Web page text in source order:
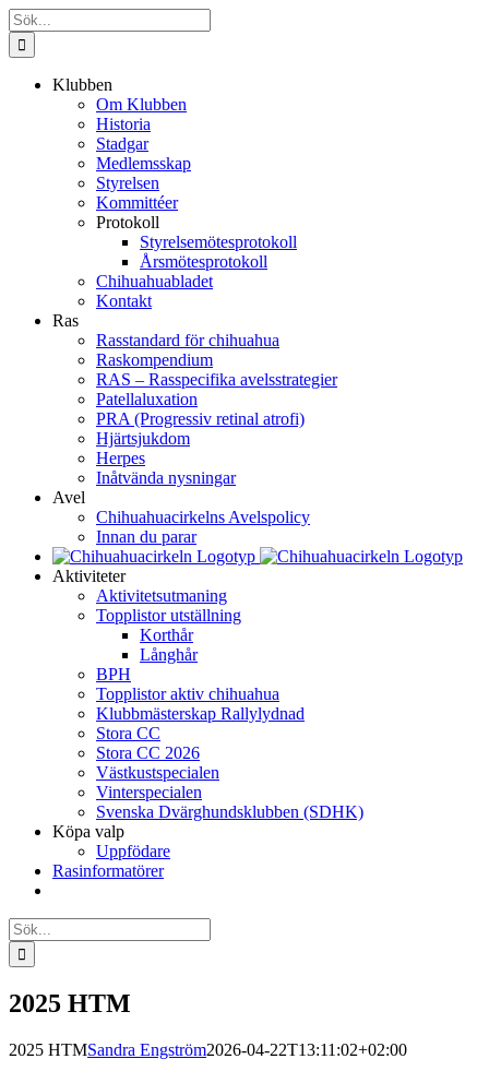
Fortsätt
till
innehållet
Sök
efter:
Klubben
Om Klubben
Historia
Stadgar
Medlemsskap
Styrelsen
Kommittéer
Protokoll
Styrelsemötesprotokoll
Årsmötesprotokoll
Chihuahuabladet
Kontakt
Ras
Rasstandard för chihuahua
Raskompendium
RAS – Rasspecifika avelsstrategier
Patellaluxation
PRA (Progressiv retinal atrofi)
Hjärtsjukdom
Herpes
Inåtvända nysningar
Avel
Chihuahuacirkelns Avelspolicy
Innan du parar
Aktiviteter
Aktivitetsutmaning
Topplistor utställning
Korthår
Långhår
BPH
Topplistor aktiv chihuahua
Klubbmästerskap Rallylydnad
Stora CC
Stora CC 2026
Västkustspecialen
Vinterspecialen
Svenska Dvärghundsklubben (SDHK)
Köpa valp
Uppfödare
Rasinformatörer
Sök
efter:
2025 HTM
2025 HTMSandra Engström2026-04-22T13:11:02+02:00